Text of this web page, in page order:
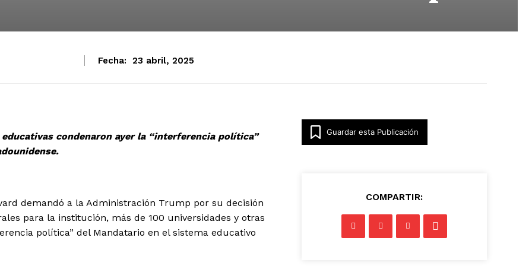
Fecha: 23 abril, 2025
condenaron ayer la “interferencia política”
demandó a la Administración Trump por su decisión
para la institución, más de 100 universidades y otras
política” del Mandatario en el sistema educativo
Guardar esta Publicación
COMPARTIR: